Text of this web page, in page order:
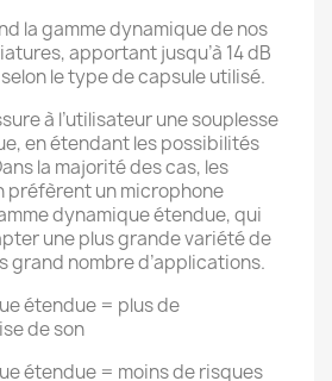
la gamme dynamique de nos
apportant jusqu’à 14 dB
le type de capsule utilisé.
à l’utilisateur une souplesse
en étendant les possibilités
la majorité des cas, les
préfèrent un microphone
dynamique étendue, qui
une plus grande variété de
grand nombre d’applications.
étendue = plus de
de son
étendue = moins de risques